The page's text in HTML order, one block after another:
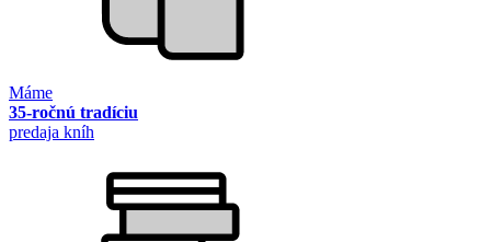
Máme
35-ročnú tradíciu
predaja kníh